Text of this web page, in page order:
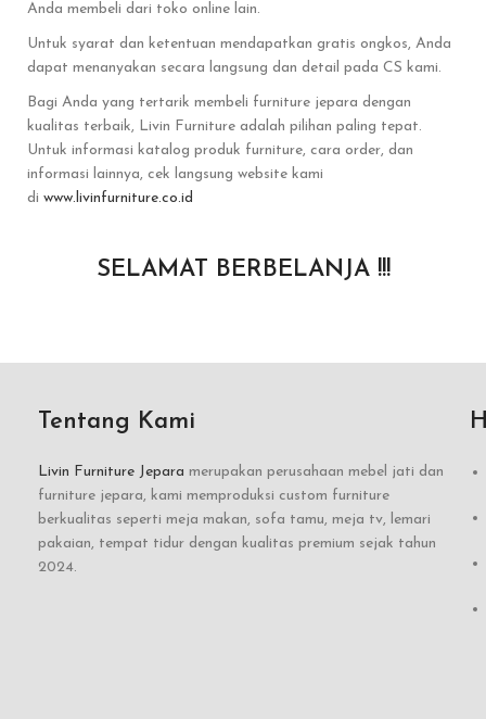
Anda membeli dari toko online lain.
Untuk syarat dan ketentuan mendapatkan gratis ongkos, Anda
dapat menanyakan secara langsung dan detail pada CS kami.
Bagi Anda yang tertarik membeli furniture jepara dengan
kualitas terbaik, Livin Furniture adalah pilihan paling tepat.
Untuk informasi katalog produk furniture, cara order, dan
informasi lainnya, cek langsung website kami
di www.livinfurniture.co.id
SELAMAT BERBELANJA !!!
Tentang Kami
Livin Furniture Jepara merupakan perusahaan mebel jati dan
furniture jepara, kami memproduksi custom furniture
berkualitas seperti meja makan, sofa tamu, meja tv, lemari
pakaian, tempat tidur dengan kualitas premium sejak tahun
2024.